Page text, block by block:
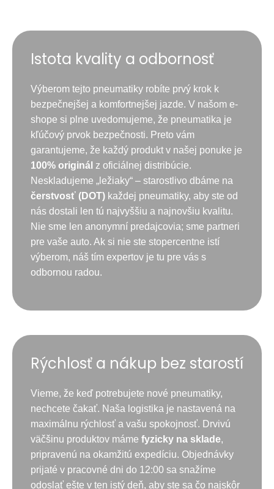
Istota kvality a odbornosť
Výberom tejto pneumatiky robíte prvý krok k
bezpečnejšej a komfortnejšej jazde. V našom e-
shope si plne uvedomujeme, že pneumatika je
kľúčový prvok bezpečnosti. Preto vám
garantujeme, že každý produkt v našej ponuke je
100% originál z oficiálnej distribúcie.
Neskladujeme „ležiaky“ – starostlivo dbáme na
čerstvosť (DOT) každej pneumatiky, aby ste od
nás dostali len tú najvyššiu a najnovšiu kvalitu.
Nie sme len anonymní predajcovia; sme partneri
pre vaše auto. Ak si nie ste stopercentne istí
výberom, náš tím expertov je tu pre vás s
odbornou radou.
Rýchlosť a nákup bez starostí
Vieme, že keď potrebujete nové pneumatiky,
nechcete čakať. Naša logistika je nastavená na
maximálnu rýchlosť a vašu spokojnosť. Drvivú
väčšinu produktov máme fyzicky na sklade,
pripravenú na okamžitú expedíciu. Objednávky
prijaté v pracovné dni do 12:00 sa snažíme
odoslať ešte v ten istý deň, aby ste sa čo najskôr